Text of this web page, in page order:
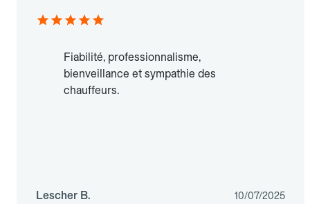
Fiabilité, professionnalisme,
bienveillance et sympathie des
chauffeurs.
Lescher B. 10/07/2025